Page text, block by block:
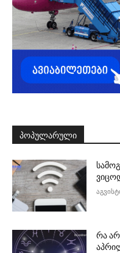
ᲞᲝᲞᲣᲚᲐᲠᲣᲚᲘ
რა არ